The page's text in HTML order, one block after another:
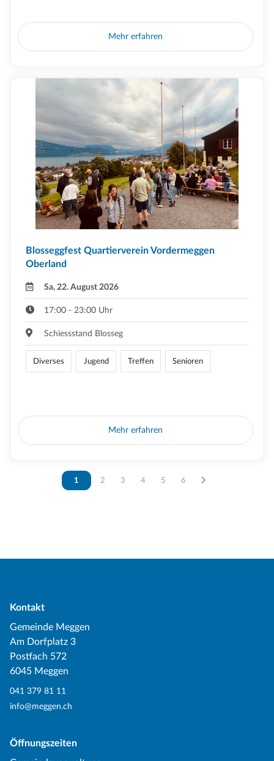
Mehr erfahren
Blosseggfest Quartierverein Vordermeggen
Oberland
Sa, 22. August 2026
17:00 - 23:00 Uhr
Schiessstand Blosseg
Diverses Jugend Treffen Senioren
Mehr erfahren
Vous êtes sur la page
1 Vous êtes sur la page
2 Vous êtes sur la page
3 Vous êtes sur la page
4 Vous êtes sur la page
5 Vous êtes sur la page
6
Kontakt
Gemeinde Meggen
Am Dorfplatz 3
Postfach 572
6045 Meggen
041 379 81 11
info@meggen.ch
Öffnungszeiten